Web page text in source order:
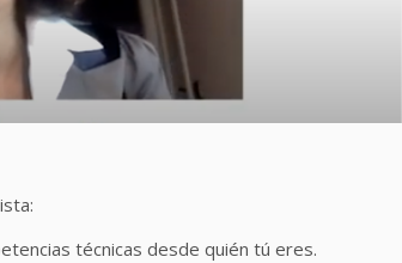
técnicas desde quién tú eres.